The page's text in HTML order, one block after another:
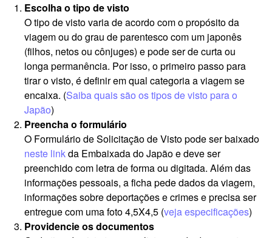
Escolha o tipo de visto
O tipo de visto varia de acordo com o propósito da
viagem ou do grau de parentesco com um japonês
(filhos, netos ou cônjuges) e pode ser de curta ou
longa permanência. Por isso, o primeiro passo para
tirar o visto, é definir em qual categoria a viagem se
encaixa. (Saiba quais são os tipos de visto para o
Japão)
Preencha o formulário
O Formulário de Solicitação de Visto pode ser baixado
neste linkda Embaixada do Japão e deve ser
preenchido com letra de forma ou digitada. Além das
informações pessoais, a ficha pede dados da viagem,
informações sobre deportações e crimes e precisa ser
entregue com uma foto 4,5X4,5 (veja especificações)
Providencie os documentos